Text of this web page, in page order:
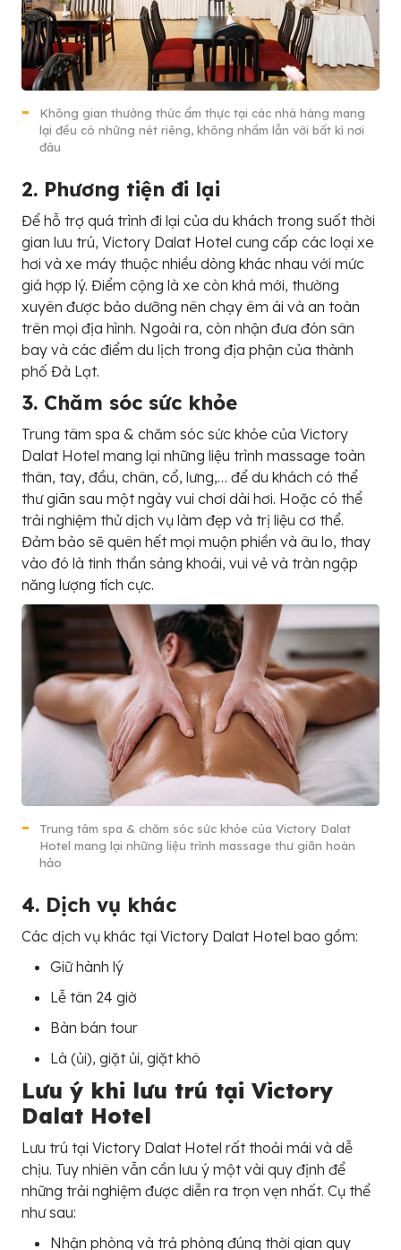
Không gian thưởng thức ẩm thực tại các nhà hàng mang
lại đều có những nét riêng, không nhầm lẫn với bất kì nơi
đâu
2. Phương tiện đi lại
Để hỗ trợ quá trình đi lại của du khách trong suốt thời
gian lưu trú, Victory Dalat Hotel cung cấp các loại xe
hơi và xe máy thuộc nhiều dòng khác nhau với mức
giá hợp lý. Điểm cộng là xe còn khá mới, thường
xuyên được bảo dưỡng nên chạy êm ái và an toàn
trên mọi địa hình. Ngoài ra, còn nhận đưa đón sân
bay và các điểm du lịch trong địa phận của thành
phố Đà Lạt.
3. Chăm sóc sức khỏe
Trung tâm spa & chăm sóc sức khỏe của Victory
Dalat Hotel mang lại những liệu trình massage toàn
thân, tay, đầu, chân, cổ, lưng,… để du khách có thể
thư giãn sau một ngày vui chơi dài hơi. Hoặc có thể
trải nghiệm thử dịch vụ làm đẹp và trị liệu cơ thể.
Đảm bảo sẽ quên hết mọi muộn phiền và âu lo, thay
vào đó là tinh thần sảng khoái, vui vẻ và tràn ngập
năng lượng tích cực.
Trung tâm spa & chăm sóc sức khỏe của Victory Dalat
Hotel mang lại những liệu trình massage thư giãn hoàn
hảo
4. Dịch vụ khác
Các dịch vụ khác tại Victory Dalat Hotel bao gồm:
Giữ hành lý
Lễ tân 24 giờ
Bàn bán tour
Là (ủi), giặt ủi, giặt khô
Lưu ý khi lưu trú tại Victory
Dalat Hotel
Lưu trú tại Victory Dalat Hotel rất thoải mái và dễ
chịu. Tuy nhiên vẫn cần lưu ý một vài quy định để
những trải nghiệm được diễn ra trọn vẹn nhất. Cụ thể
như sau:
Nhận phòng và trả phòng đúng thời gian quy